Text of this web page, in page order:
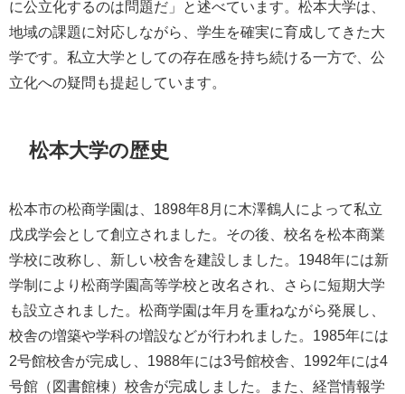
に公立化するのは問題だ」と述べています。松本大学は、
地域の課題に対応しながら、学生を確実に育成してきた大
学です。私立大学としての存在感を持ち続ける一方で、公
立化への疑問も提起しています。
松本大学の歴史
松本市の松商学園は、1898年8月に木澤鶴人によって私立
戊戌学会として創立されました。その後、校名を松本商業
学校に改称し、新しい校舎を建設しました。1948年には新
学制により松商学園高等学校と改名され、さらに短期大学
も設立されました。松商学園は年月を重ねながら発展し、
校舎の増築や学科の増設などが行われました。1985年には
2号館校舎が完成し、1988年には3号館校舎、1992年には4
号館（図書館棟）校舎が完成しました。また、経営情報学